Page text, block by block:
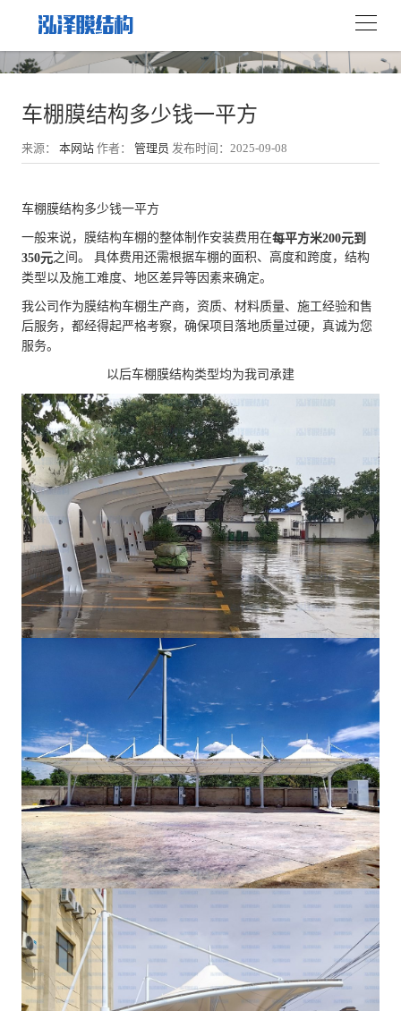
车棚膜结构多少钱一平方
来源： 本网站 作者： 管理员 发布时间：2025-09-08
车棚膜结构多少钱一平方
一般来说，膜结构车棚的整体制作安装费用在每平方米200元到
350元之间。 具体费用还需根据车棚的面积、高度和跨度，结构
类型以及施工难度、地区差异等因素来确定。
我公司作为膜结构车棚生产商，资质、材料质量、施工经验和售
后服务，都经得起严格考察，确保项目落地质量过硬，真诚为您
服务。
以后车棚膜结构类型均为我司承建